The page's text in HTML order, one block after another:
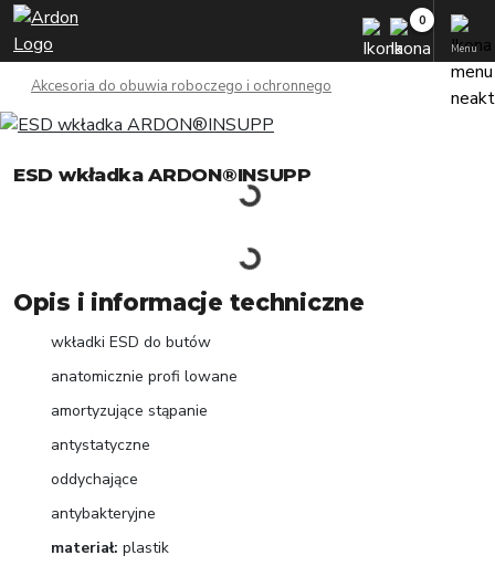
Menu
Akcesoria do obuwia roboczego i ochronnego
ESD wkładka ARDON®INSUPP
Opis i informacje techniczne
wkładki ESD do butów
anatomicznie profi lowane
amortyzujące stąpanie
antystatyczne
oddychające
antybakteryjne
materiał: plastik